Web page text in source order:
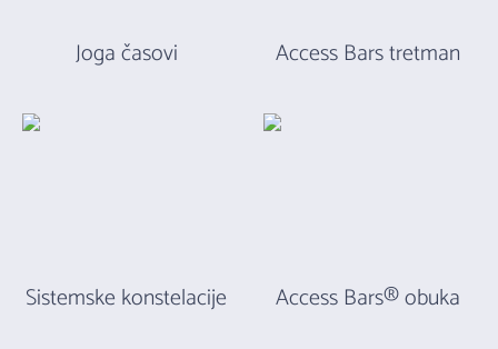
Joga časovi Access Bars tretman
Sistemske konstelacije Access Bars® obuka